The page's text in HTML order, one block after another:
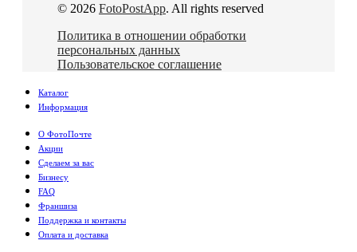
© 2026 FotoPostApp. All rights reserved
Политика в отношении обработки
персональных данных
Пользовательское соглашение
Каталог
Информация
О ФотоПочте
Акции
Сделаем за вас
Бизнесу
FAQ
Франшиза
Поддержка и контакты
Оплата и доставка